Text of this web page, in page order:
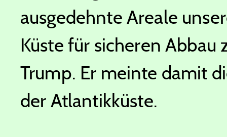
ausgedehnte Areale
Küste für sicheren Abbau
Trump. Er meinte damit
der Atlantikküste.